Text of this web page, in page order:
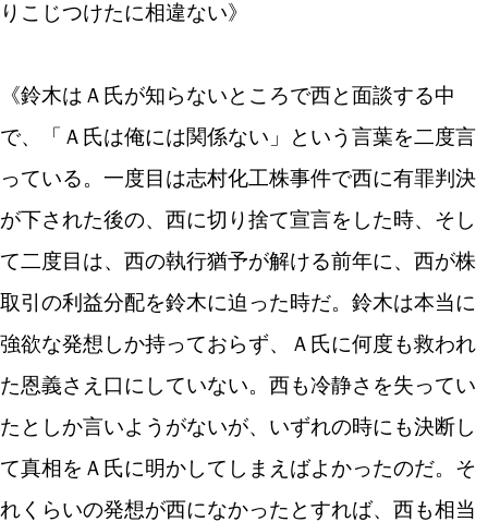
りこじつけたに相違ない》
《鈴木はＡ氏が知らないところで西と面談する中
で、「Ａ氏は俺には関係ない」という言葉を二度言
っている。一度目は志村化工株事件で西に有罪判決
が下された後の、西に切り捨て宣言をした時、そし
て二度目は、西の執行猶予が解ける前年に、西が株
取引の利益分配を鈴木に迫った時だ。鈴木は本当に
強欲な発想しか持っておらず、Ａ氏に何度も救われ
た恩義さえ口にしていない。西も冷静さを失ってい
たとしか言いようがないが、いずれの時にも決断し
て真相をＡ氏に明かしてしまえばよかったのだ。そ
れくらいの発想が西になかったとすれば、西も相当